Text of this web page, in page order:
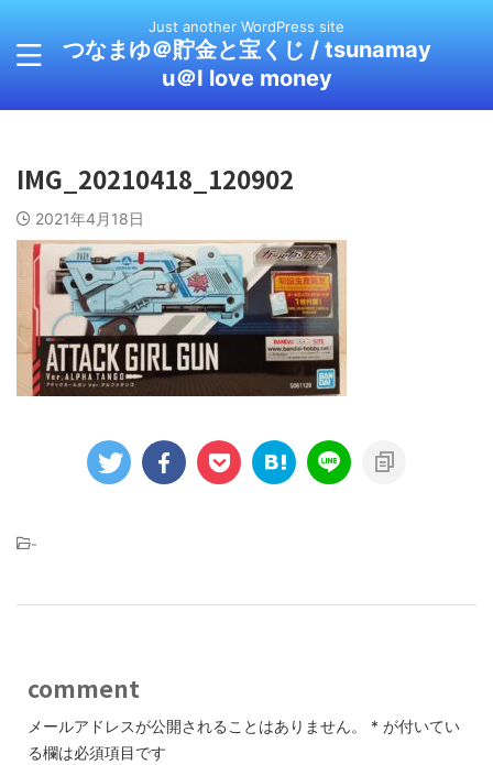
Just another WordPress site
つなまゆ＠貯金と宝くじ / tsunamay
u＠I love money
IMG_20210418_120902
2021年4月18日
-
comment
メールアドレスが公開されることはありません。 * が付いてい
る欄は必須項目です